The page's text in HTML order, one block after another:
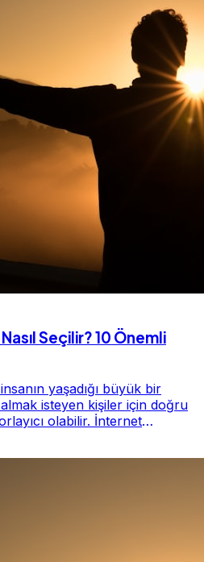
Seçilir? 10 Önemli
yaşadığı büyük bir
isteyen kişiler için doğru
olabilir. İnternet